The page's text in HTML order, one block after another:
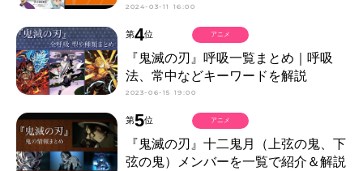
2024-03-11 16:00
第4位
『鬼滅の刃』呼吸一覧まとめ｜呼吸
法、常中などキーワードを解説
2023-06-15 19:00
アニメ
第5位
『鬼滅の刃』十二鬼月（上弦の鬼、下
弦の鬼）メンバーを一覧で紹介＆解説
アニメ